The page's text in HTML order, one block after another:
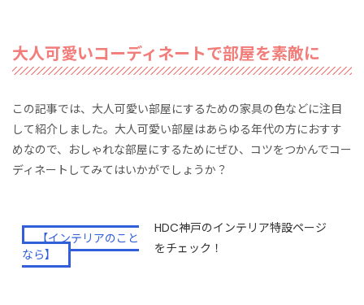
大人可愛いコーディネートで部屋を素敵に
この記事では、大人可愛い部屋にするための家具の色などに注目
して紹介しました。大人可愛い部屋はあらゆる年代の方におすす
めなので、おしゃれな部屋にするためにぜひ、コツをつかんでコー
ディネートしてみてはいかがでしょうか？
【インテリアのこと
なら】
HDC神戸のインテリア特設ページ
をチェック！